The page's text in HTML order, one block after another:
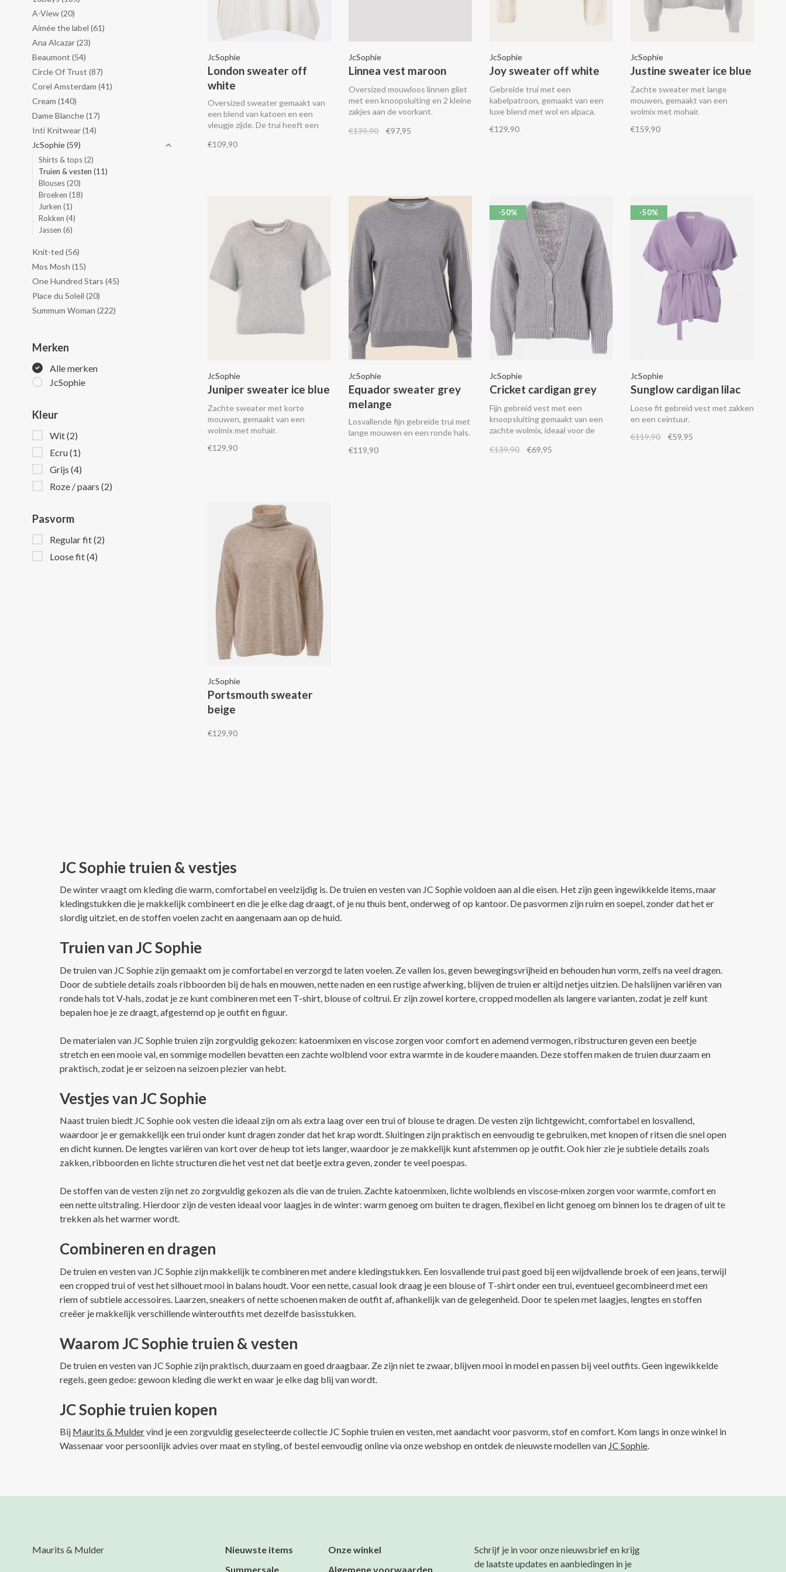
A-View(20)
Aímée the label (61)
Ana Alcazar(23)
Beaumont (54)
Circle Of Trust (87)
Corel Amsterdam (41)
Cream (140)
Dame Blanche(17)
Inti Knitwear(14)
JcSophie(59)
Shirts & tops(2)
Truien & vesten (11)
Blouses(20)
Broeken (18)
Jurken (1)
Rokken (4)
Jassen (6)
Knit-ted (56)
Mos Mosh (15)
One Hundred Stars (45)
Place du Soleil (20)
Summum Woman (222)
Merken
Alle merken
JcSophie
Kleur
Wit(2)
Ecru(1)
Grijs (4)
Roze / paars (2)
Pasvorm
Regular fit(2)
Loose fit(4)
JcSophie
London sweater off
white
Oversized sweater gemaakt van
een blend van katoen en een
vleugje zijde. De trui heeft een
en wijde halflange mouwen.
€109,90
JcSophie
Linnea vest maroon
Oversized mouwloos linnen gilet
met een knoopsluiting en 2 kleine
zakjes aan de voorkant.
bijpassende Loire pantalon.
€139,90 €97,95
JcSophie
Joy sweater off white
Gebreide trui met een
kabelpatroon, gemaakt van een
luxe blend met wol en alpaca.
€129,90
JcSophie
Justine sweater ice blue
Zachte sweater met lange
mouwen, gemaakt van een
wolmix met mohair.
€159,90
JcSophie
Juniper sweater ice blue
Zachte sweater met korte
mouwen, gemaakt van een
wolmix met mohair.
€129,90
JcSophie
Equador sweater grey
melange
Losvallende fijn gebreide trui met
lange mouwen en een ronde hals.
€119,90
-50%
JcSophie
Cricket cardigan grey
Fijn gebreid vest met een
knoopsluiting gemaakt van een
zachte wolmix, ideaal voor de
€139,90
€69,95
-50%
JcSophie
Sunglow cardigan lilac
Loose fit gebreid vest met zakken
en een ceintuur.
€119,90
€59,95
JcSophie
Portsmouth sweater
beige
€129,90
JC Sophie truien & vestjes
De winter vraagt om kleding die warm, comfortabel en veelzijdig is. De truien en vesten van JC Sophie voldoen aan al die eisen. Het zijn geen ingewikkelde items, maar
kledingstukken die je makkelijk combineert en die je elke dag draagt, of je nu thuis bent, onderweg of op kantoor. De pasvormen zijn ruim en soepel, zonder dat het er
slordig uitziet, en de stoffen voelen zacht en aangenaam aan op de huid.
Truien van JC Sophie
De truien van JC Sophie zijn gemaakt om je comfortabel en verzorgd te laten voelen. Ze vallen los, geven bewegingsvrijheid en behouden hun vorm, zelfs na veel dragen.
Door de subtiele details zoals ribboorden bij de hals en mouwen, nette naden en een rustige afwerking, blijven de truien er altijd netjes uitzien. De halslijnen variëren van
ronde hals tot V-hals, zodat je ze kunt combineren met een T-shirt, blouse of coltrui. Er zijn zowel kortere, cropped modellen als langere varianten, zodat je zelf kunt
bepalen hoe je ze draagt, afgestemd op je outfit en figuur.
De materialen van JC Sophie truien zijn zorgvuldig gekozen: katoenmixen en viscose zorgen voor comfort en ademend vermogen, ribstructuren geven een beetje
stretch en een mooie val, en sommige modellen bevatten een zachte wolblend voor extra warmte in de koudere maanden. Deze stoffen maken de truien duurzaam en
praktisch, zodat je er seizoen na seizoen plezier van hebt.
Vestjes van JC Sophie
Naast truien biedt JC Sophie ook vesten die ideaal zijn om als extra laag over een trui of blouse te dragen. De vesten zijn lichtgewicht, comfortabel en losvallend,
waardoor je er gemakkelijk een trui onder kunt dragen zonder dat het krap wordt. Sluitingen zijn praktisch en eenvoudig te gebruiken, met knopen of ritsen die snel open
en dicht kunnen. De lengtes variëren van kort over de heup tot iets langer, waardoor je ze makkelijk kunt afstemmen op je outfit. Ook hier zie je subtiele details zoals
zakken, ribboorden en lichte structuren die het vest net dat beetje extra geven, zonder te veel poespas.
De stoffen van de vesten zijn net zo zorgvuldig gekozen als die van de truien. Zachte katoenmixen, lichte wolblends en viscose‑mixen zorgen voor warmte, comfort en
een nette uitstraling. Hierdoor zijn de vesten ideaal voor laagjes in de winter: warm genoeg om buiten te dragen, flexibel en licht genoeg om binnen los te dragen of uit te
trekken als het warmer wordt.
Combineren en dragen
De truien en vesten van JC Sophie zijn makkelijk te combineren met andere kledingstukken. Een losvallende trui past goed bij een wijdvallende broek of een jeans, terwijl
een cropped trui of vest het silhouet mooi in balans houdt. Voor een nette, casual look draag je een blouse of T-shirt onder een trui, eventueel gecombineerd met een
riem of subtiele accessoires. Laarzen, sneakers of nette schoenen maken de outfit af, afhankelijk van de gelegenheid. Door te spelen met laagjes, lengtes en stoffen
creëer je makkelijk verschillende winteroutfits met dezelfde basisstukken.
Waarom JC Sophie truien & vesten
De truien en vesten van JC Sophie zijn praktisch, duurzaam en goed draagbaar. Ze zijn niet te zwaar, blijven mooi in model en passen bij veel outfits. Geen ingewikkelde
regels, geen gedoe: gewoon kleding die werkt en waar je elke dag blij van wordt.
JC Sophie truien kopen
Bij Maurits & Muldervind je een zorgvuldig geselecteerde collectie JC Sophie truien en vesten, met aandacht voor pasvorm, stof en comfort. Kom langs in onze winkel in
Wassenaar voor persoonlijk advies over maat en styling, of bestel eenvoudig online via onze webshop en ontdek de nieuwste modellen van JC Sophie.
Maurits & Mulder
Nieuwste items
Summersale
Onze winkel
Algemene voorwaarden
Schrijf je in voor onze nieuwsbrief en krijg
de laatste updates en aanbiedingen in je